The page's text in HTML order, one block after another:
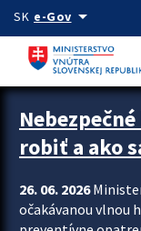
Preskocit na hlavný
SK e-Govarrow_drop_down
Zastavit automatický
robiť a ako
26. 06. 2026
očakávanou vlnou